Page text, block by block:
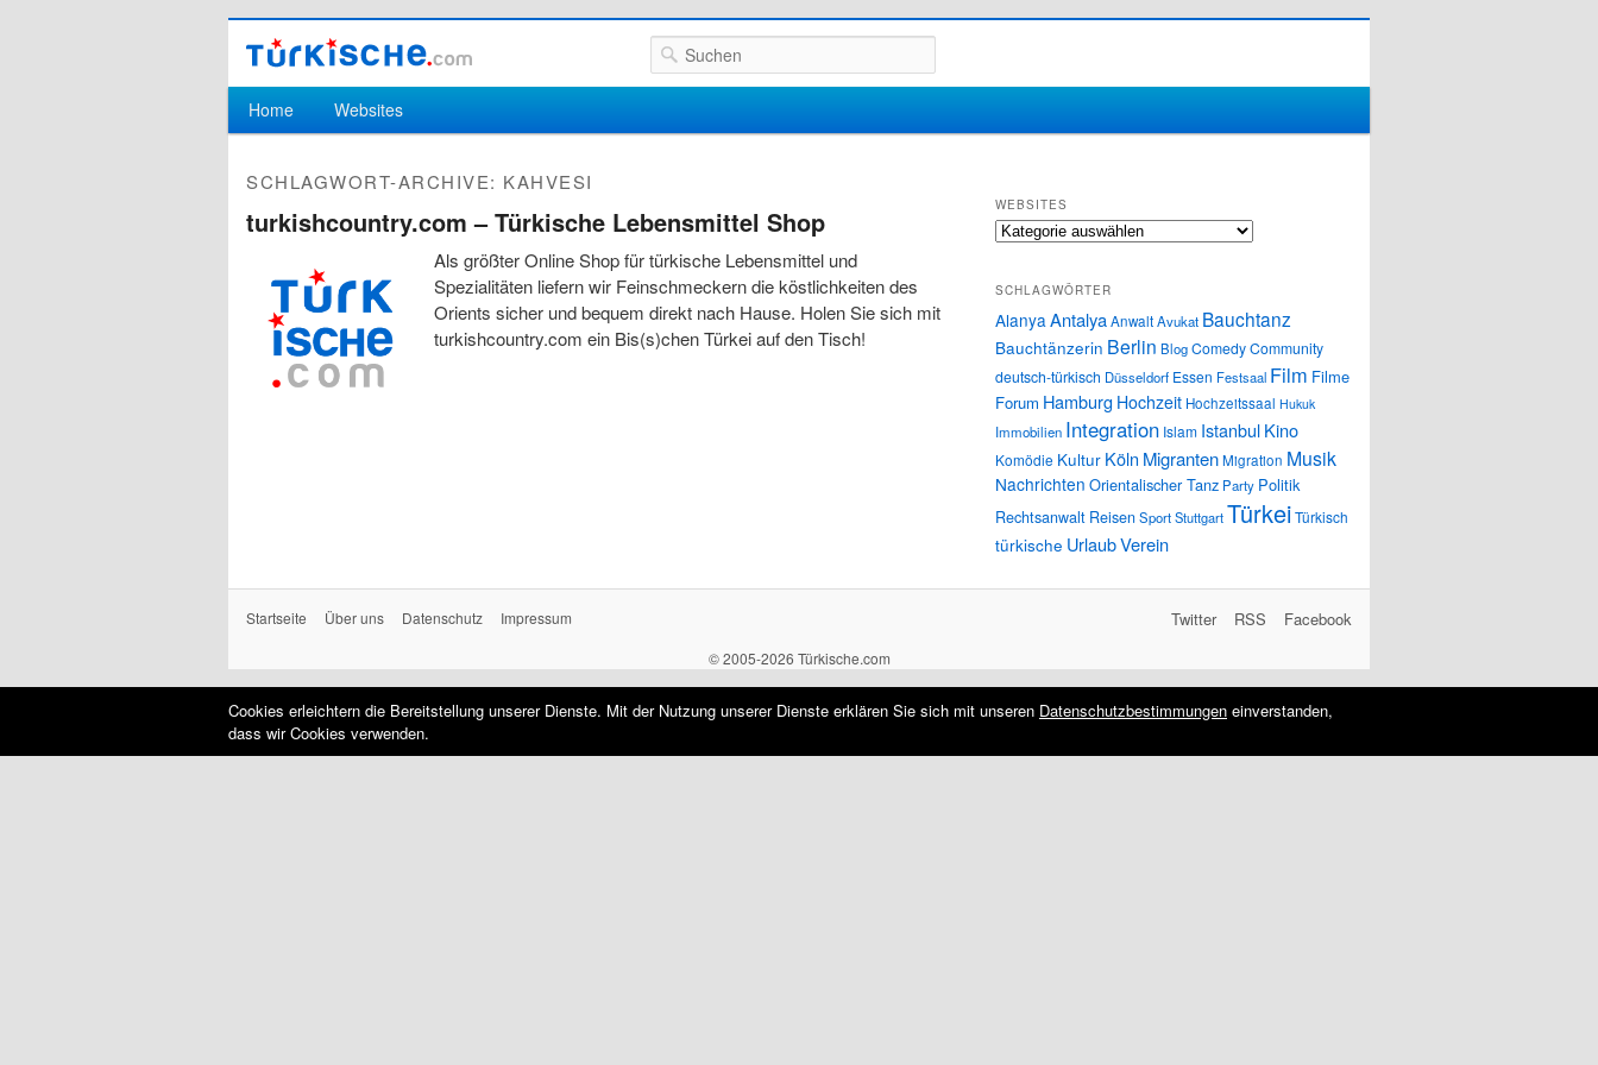
Suchen
Hauptmenü
Zum Inhalt wechseln
Zum sekundären Inhalt wechseln
Home Websites
SCHLAGWORT-ARCHIVE: KAHVESI
turkishcountry.com – Türkische Lebensmittel Shop
Als größter Online Shop für türkische Lebensmittel und
Spezialitäten liefern wir Feinschmeckern die köstlichkeiten des
Orients sicher und bequem direkt nach Hause. Holen Sie sich mit
turkishcountry.com ein Bis(s)chen Türkei auf den Tisch!
WEBSITES
Websites
SCHLAGWÖRTER
Alanya AntalyaAnwaltAvukat Bauchtanz
Bauchtänzerin Berlin BlogComedyCommunity
deutsch-türkisch Düsseldorf Essen Festsaal Film Filme
Forum Hamburg Hochzeit Hochzeitssaal Hukuk
Immobilien Integration Islam IstanbulKino
Komödie Kultur Köln MigrantenMigration Musik
Nachrichten Orientalischer Tanz Party Politik
Rechtsanwalt ReisenSportStuttgartTürkeiTürkisch
türkische UrlaubVerein
Startseite Über uns Datenschutz Impressum Facebook
RSS
Twitter
© 2005-2026 Türkische.com
Cookies erleichtern die Bereitstellung unserer Dienste. Mit der Nutzung unserer Dienste erklären Sie sich mit unseren Datenschutzbestimmungen einverstanden,
dass wir Cookies verwenden.